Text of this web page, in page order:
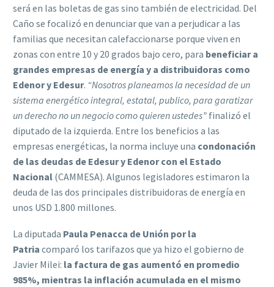
será en las boletas de gas sino también de electricidad. Del
Caño se focalizó en denunciar que van a perjudicar a las
familias que necesitan calefaccionarse porque viven en
zonas con entre 10 y 20 grados bajo cero, para beneficiar a
grandes empresas de energía y a distribuidoras como
Edenor y Edesur. “Nosotros planeamos la necesidad de un
sistema energético integral, estatal, publico, para garatizar
un derecho no un negocio como quieren ustedes” finalizó el
diputado de la izquierda. Entre los beneficios a las
empresas energéticas, la norma incluye una condonación
de las deudas de Edesur y Edenor con el Estado
Nacional (CAMMESA). Algunos legisladores estimaron la
deuda de las dos principales distribuidoras de energía en
unos USD 1.800 millones.
La diputada Paula Penacca de Unión por la
Patria comparó los tarifazos que ya hizo el gobierno de
Javier Milei: la factura de gas aumentó en promedio
985%, mientras la inflación acumulada en el mismo